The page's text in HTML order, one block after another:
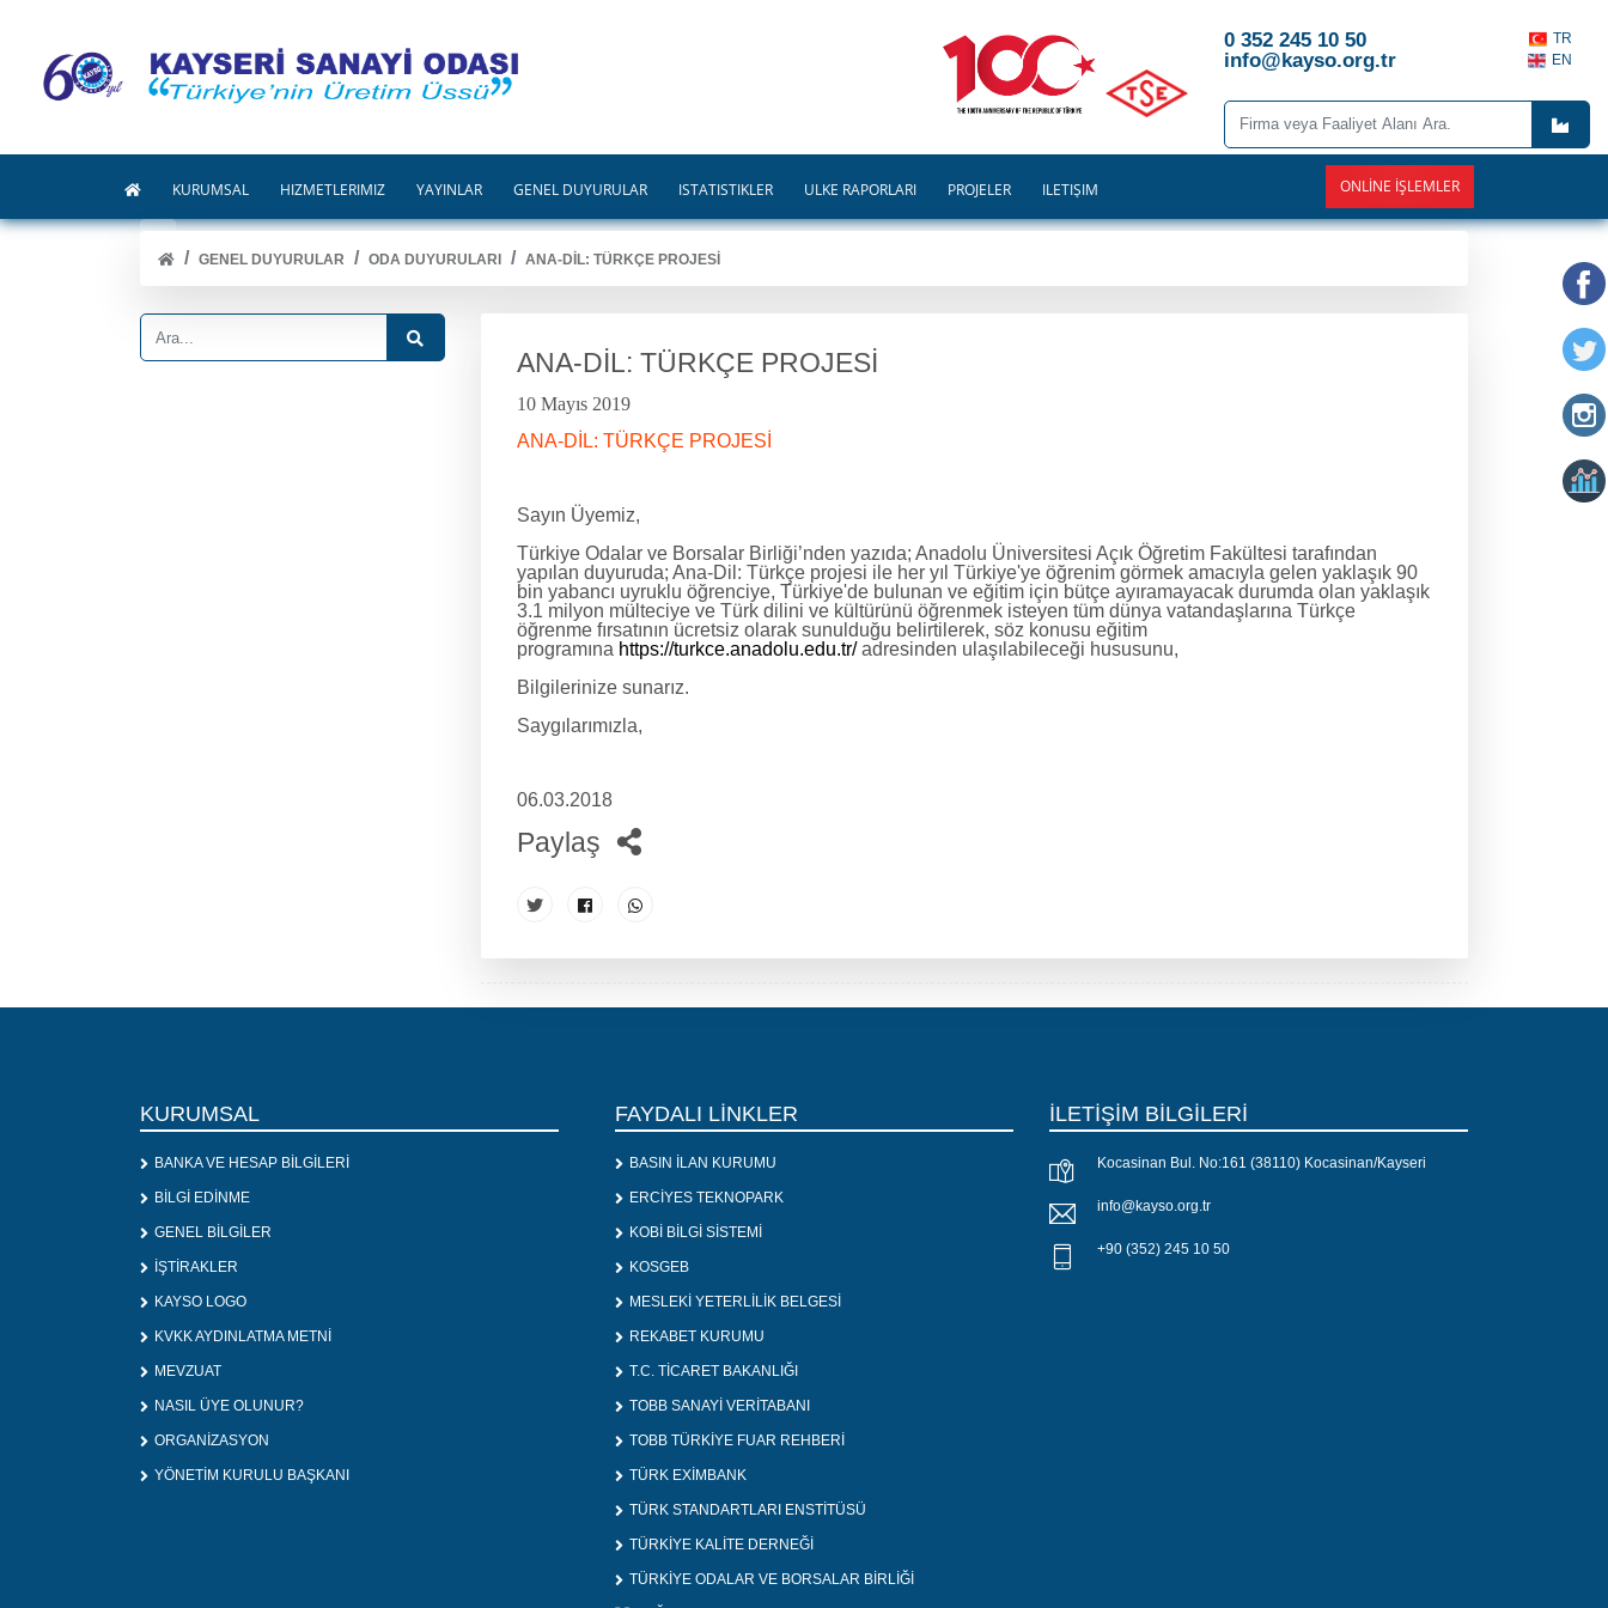
0 352 245 10 50
info@kayso.org.tr
TR
EN
KURUMSAL HİZMETLERİMİZ YAYINLAR GENEL DUYURULAR İSTATİSTİKLER ÜLKE RAPORLARI PROJELER İLETİŞİM ONLINE İŞLEMLER
GENEL DUYURULAR ODA DUYURULARI ANA-DİL: TÜRKÇE PROJESİ
ANA-DİL: TÜRKÇE PROJESİ
10 Mayıs 2019
ANA-DİL: TÜRKÇE PROJESİ
Sayın Üyemiz,
Türkiye Odalar ve Borsalar Birliği’nden yazıda; Anadolu Üniversitesi Açık Öğretim Fakültesi tarafından
yapılan duyuruda; Ana-Dil: Türkçe projesi ile her yıl Türkiye'ye öğrenim görmek amacıyla gelen yaklaşık 90
bin yabancı uyruklu öğrenciye, Türkiye'de bulunan ve eğitim için bütçe ayıramayacak durumda olan yaklaşık
3.1 milyon mülteciye ve Türk dilini ve kültürünü öğrenmek isteyen tüm dünya vatandaşlarına Türkçe
öğrenme fırsatının ücretsiz olarak sunulduğu belirtilerek, söz konusu eğitim
programına https://turkce.anadolu.edu.tr/adresinden ulaşılabileceği hususunu,
Bilgilerinize sunarız.
Saygılarımızla,
06.03.2018
Paylaş
KURUMSAL
BANKA VE HESAP BİLGİLERİ
BİLGİ EDİNME
GENEL BİLGİLER
İŞTİRAKLER
KAYSO LOGO
KVKK AYDINLATMA METNİ
MEVZUAT
NASIL ÜYE OLUNUR?
ORGANİZASYON
YÖNETİM KURULU BAŞKANI
FAYDALI LİNKLER
BASIN İLAN KURUMU
ERCİYES TEKNOPARK
KOBİ BİLGİ SİSTEMİ
KOSGEB
MESLEKİ YETERLİLİK BELGESİ
REKABET KURUMU
T.C. TİCARET BAKANLIĞI
TOBB SANAYİ VERİTABANI
TOBB TÜRKİYE FUAR REHBERİ
TÜRK EXİMBANK
TÜRK STANDARTLARI ENSTİTÜSÜ
TÜRKİYE KALİTE DERNEĞİ
TÜRKİYE ODALAR VE BORSALAR BİRLİĞİ
İLETİŞİM BİLGİLERİ
Kocasinan Bul. No:161 (38110) Kocasinan/Kayseri
info@kayso.org.tr
+90 (352) 245 10 50